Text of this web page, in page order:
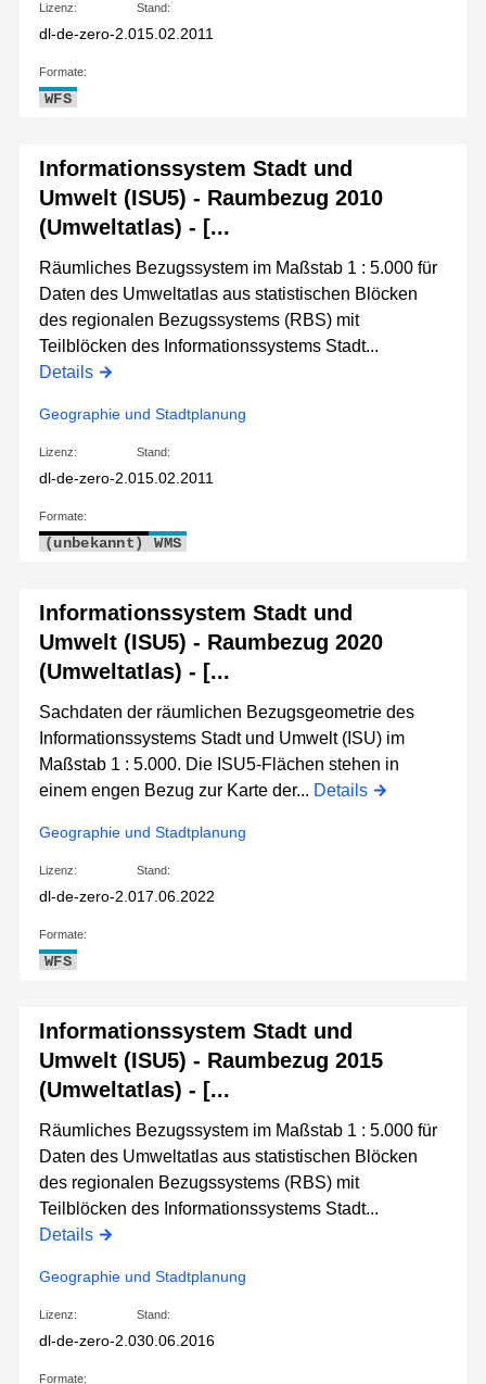
Lizenz:
dl-de-zero-2.0
Stand:
15.02.2011
Formate:
WFS
Informationssystem Stadt und
Umwelt (ISU5) - Raumbezug 2010
(Umweltatlas) - [...
Räumliches Bezugssystem im Maßstab 1 : 5.000 für
Daten des Umweltatlas aus statistischen Blöcken
des regionalen Bezugssystems (RBS) mit
Teilblöcken des Informationssystems Stadt...
Details
Geographie und Stadtplanung
Lizenz:
dl-de-zero-2.0
Stand:
15.02.2011
Formate:
(unbekannt) WMS
Informationssystem Stadt und
Umwelt (ISU5) - Raumbezug 2020
(Umweltatlas) - [...
Sachdaten der räumlichen Bezugsgeometrie des
Informationssystems Stadt und Umwelt (ISU) im
Maßstab 1 : 5.000. Die ISU5-Flächen stehen in
einem engen Bezug zur Karte der... Details
Geographie und Stadtplanung
Lizenz:
dl-de-zero-2.0
Stand:
17.06.2022
Formate:
WFS
Informationssystem Stadt und
Umwelt (ISU5) - Raumbezug 2015
(Umweltatlas) - [...
Räumliches Bezugssystem im Maßstab 1 : 5.000 für
Daten des Umweltatlas aus statistischen Blöcken
des regionalen Bezugssystems (RBS) mit
Teilblöcken des Informationssystems Stadt...
Details
Geographie und Stadtplanung
Lizenz:
dl-de-zero-2.0
Stand:
30.06.2016
Formate: